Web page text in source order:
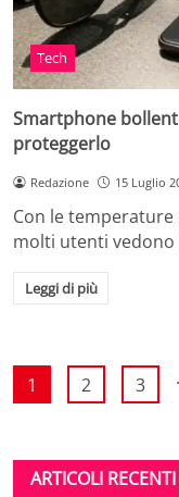
Tech
Smartphone
proteggerlo
Redazione 15 Luglio
Con le temperature
molti utenti
Leggi di più
1 2 3
ARTICOLI RECENTI